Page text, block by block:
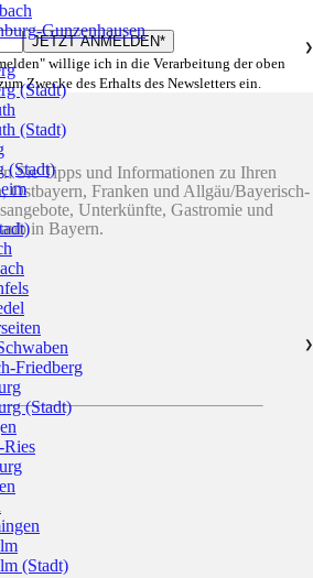
willige ich in die Verarbeitung der oben
Zwecke des Erhalts des Newsletters ein.
Sie Tipps und Informationen zu Ihren
Ostbayern, Franken und Allgäu/Bayerisch-
Unterkünfte, Gastromie und
in Bayern.
Gunzenhausen
❯
(Stadt)
(Stadt)
(Stadt)
❯
Friedberg
(Stadt)
Ries
(Stadt)